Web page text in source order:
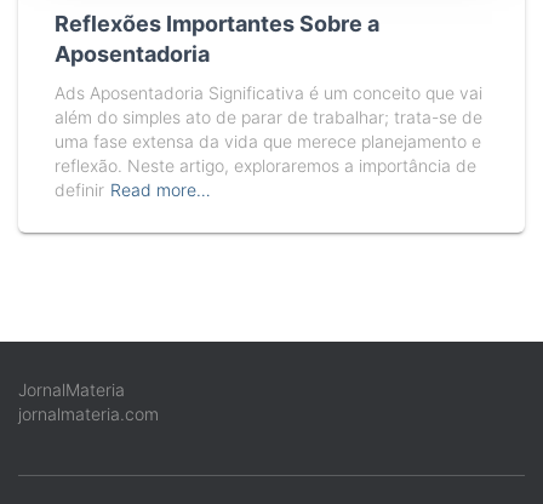
Reflexões Importantes Sobre a
Aposentadoria
Ads Aposentadoria Significativa é um conceito que vai
além do simples ato de parar de trabalhar; trata-se de
uma fase extensa da vida que merece planejamento e
reflexão. Neste artigo, exploraremos a importância de
definir Read more…
JornalMateria
jornalmateria.com